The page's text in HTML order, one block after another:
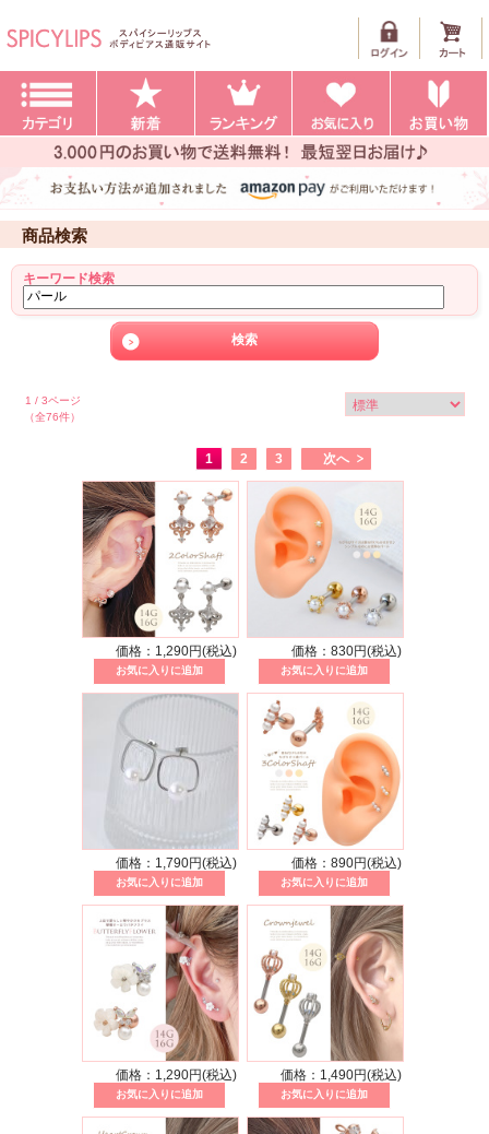
商品検索
キーワード検索
1 / 3ページ
（全76件）
1 2 3 次へ
価格：1,290円(税込) 価格：830円(税込)
価格：1,790円(税込) 価格：890円(税込)
価格：1,290円(税込) 価格：1,490円(税込)